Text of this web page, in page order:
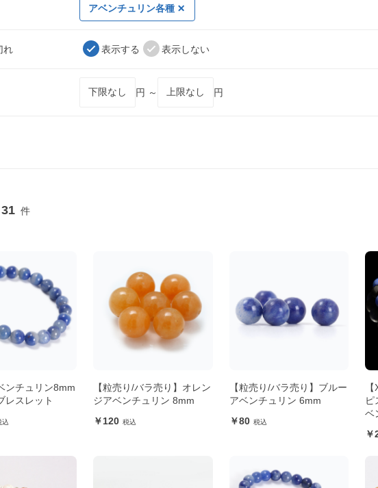
アベンチュリン各種
れ 表示する 表示しない
円 ～ 円
31
ンチュリン8mm
レスレット
【粒売り/バラ売り】オレン
ジアベンチュリン 8mm
120
【粒売り/バラ売り】ブルー
アベンチュリン 6mm
80
ピ
ベ